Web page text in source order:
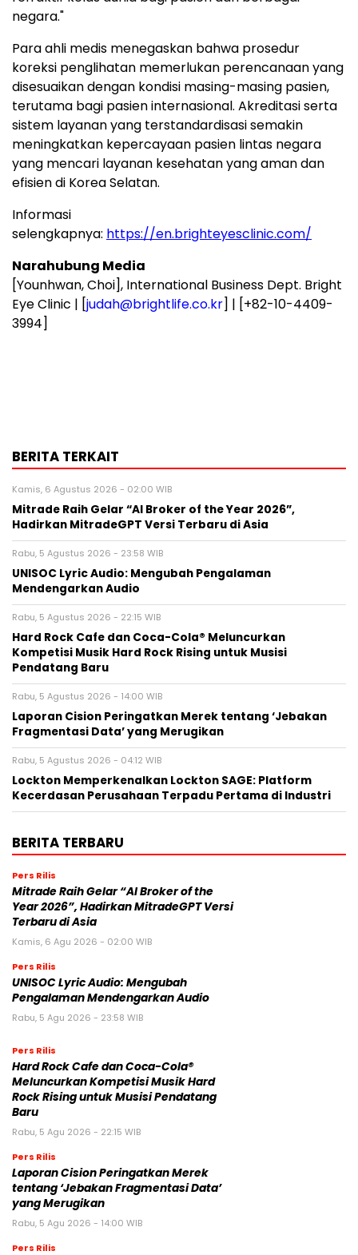
negara."
Para ahli medis menegaskan bahwa prosedur
koreksi penglihatan memerlukan perencanaan yang
disesuaikan dengan kondisi masing-masing pasien,
terutama bagi pasien internasional. Akreditasi serta
sistem layanan yang terstandardisasi semakin
meningkatkan kepercayaan pasien lintas negara
yang mencari layanan kesehatan yang aman dan
efisien di Korea Selatan.
Informasi
selengkapnya: https://en.brighteyesclinic.com/
Narahubung Media
[Younhwan, Choi], International Business Dept. Bright
Eye Clinic | [judah@brightlife.co.kr] | [+82-10-4409-
3994]
BERITA TERKAIT
Kamis, 6 Agustus 2026 - 02:00 WIB
Mitrade Raih Gelar “AI Broker of the Year 2026”,
Hadirkan MitradeGPT Versi Terbaru di Asia
Rabu, 5 Agustus 2026 - 23:58 WIB
UNISOC Lyric Audio: Mengubah Pengalaman
Mendengarkan Audio
Rabu, 5 Agustus 2026 - 22:15 WIB
Hard Rock Cafe dan Coca-Cola® Meluncurkan
Kompetisi Musik Hard Rock Rising untuk Musisi
Pendatang Baru
Rabu, 5 Agustus 2026 - 14:00 WIB
Laporan Cision Peringatkan Merek tentang ‘Jebakan
Fragmentasi Data’ yang Merugikan
Rabu, 5 Agustus 2026 - 04:12 WIB
Lockton Memperkenalkan Lockton SAGE: Platform
Kecerdasan Perusahaan Terpadu Pertama di Industri
BERITA TERBARU
Pers Rilis
Mitrade Raih Gelar “AI Broker of the
Year 2026”, Hadirkan MitradeGPT Versi
Terbaru di Asia
Kamis, 6 Agu 2026 - 02:00 WIB
Pers Rilis
UNISOC Lyric Audio: Mengubah
Pengalaman Mendengarkan Audio
Rabu, 5 Agu 2026 - 23:58 WIB
Pers Rilis
Hard Rock Cafe dan Coca-Cola®
Meluncurkan Kompetisi Musik Hard
Rock Rising untuk Musisi Pendatang
Baru
Rabu, 5 Agu 2026 - 22:15 WIB
Pers Rilis
Laporan Cision Peringatkan Merek
tentang ‘Jebakan Fragmentasi Data’
yang Merugikan
Rabu, 5 Agu 2026 - 14:00 WIB
Pers Rilis